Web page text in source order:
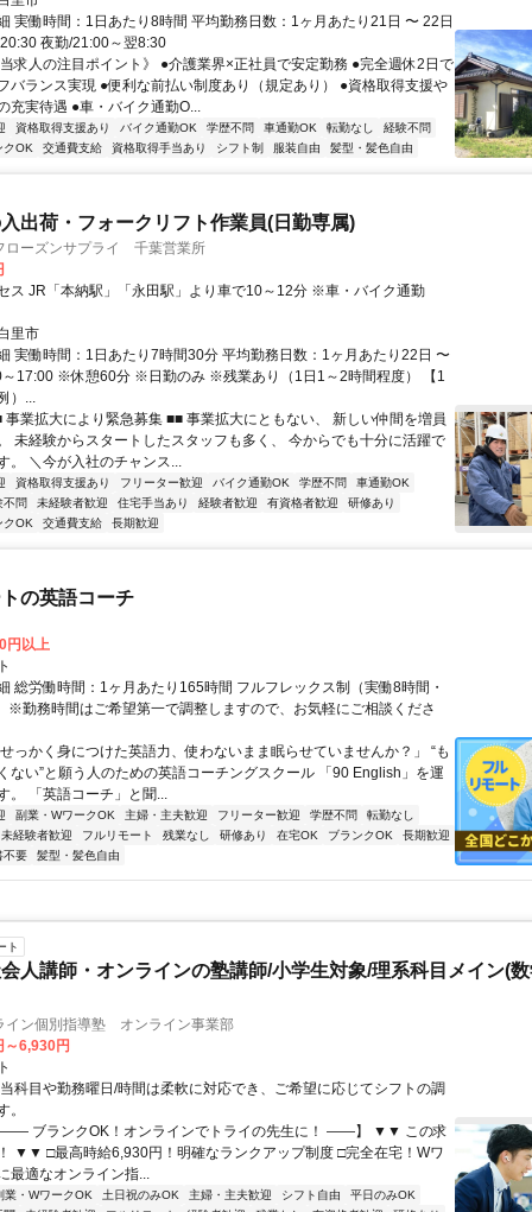
実働時間：1日あたり8時間 平均勤務日数：1ヶ月あたり21日 〜 22日
夜勤/21:00～翌8:30
求人の注目ポイント》 ●介護業界×正社員で安定勤務 ●完全週休2日で
バランス実現 ●便利な前払い制度あり（規定あり） ●資格取得支援や
充実待遇 ●車・バイク通勤O...
資格取得支援あり バイク通勤OK 学歴不問 車通勤OK 転勤なし
経験不問
クOK
交通費支給 資格取得手当あり シフト制 服装自由 髪型・髪色自由
出荷・フォークリフト作業員(日勤専属)
ローズンサプライ 千葉営業所
ス JR「本納駅」「永田駅」より車で10～12分 ※車・バイク通勤
里市
実働時間：1日あたり7時間30分 平均勤務日数：1ヶ月あたり22日 〜
～17:00 ※休憩60分 ※日勤のみ ※残業あり（1日1～2時間程度） 【1
）...
事業拡大により緊急募集 ■■ 事業拡大にともない、 新しい仲間を増員
未経験からスタートしたスタッフも多く、 今からでも十分に活躍で
。 ＼今が入社のチャンス...
資格取得支援あり フリーター歓迎 バイク通勤OK 学歴不問
車通勤OK
不問
未経験者歓迎 住宅手当あり 経験者歓迎 有資格者歓迎
研修あり
クOK
交通費支給 長期歓迎
の英語コーチ
円以上
総労働時間：1ヶ月あたり165時間 フルフレックス制（実働8時間・
※勤務時間はご希望第一で調整しますので、お気軽にご相談くださ
っかく身につけた英語力、使わないまま眠らせていませんか？」 “も
ない”と願う人のための英語コーチングスクール 「90 English」を運
。 「英語コーチ」と聞...
副業・WワークOK 主婦・主夫歓迎 フリーター歓迎 学歴不問
転勤なし
未経験者歓迎
フルリモート 残業なし 研修あり 在宅OK ブランクOK
長期歓迎
不要
髪型・髪色自由
ト
人講師・オンラインの塾講師/小学生対象/理系科目メイン(
イン個別指導塾 オンライン事業部
6,930円
科目や勤務曜日/時間は柔軟に対応でき、ご希望に応じてシフトの調
。
―― ブランクOK！オンラインでトライの先生に！ ――】 ▼▼ この求
▼▼ □最高時給6,930円！明確なランクアップ制度 □完全在宅！Wワ
最適なオンライン指...
業・WワークOK 土日祝のみOK 主婦・主夫歓迎 シフト自由
平日のみOK